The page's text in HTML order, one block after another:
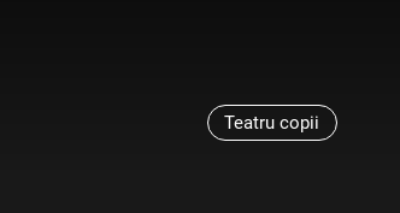
Teatru copii